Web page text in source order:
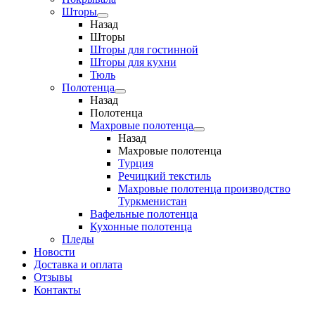
Шторы
Назад
Шторы
Шторы для гостинной
Шторы для кухни
Тюль
Полотенца
Назад
Полотенца
Махровые полотенца
Назад
Махровые полотенца
Турция
Речицкий текстиль
Махровые полотенца производство
Туркменистан
Вафельные полотенца
Кухонные полотенца
Пледы
Новости
Доставка и оплата
Отзывы
Контакты